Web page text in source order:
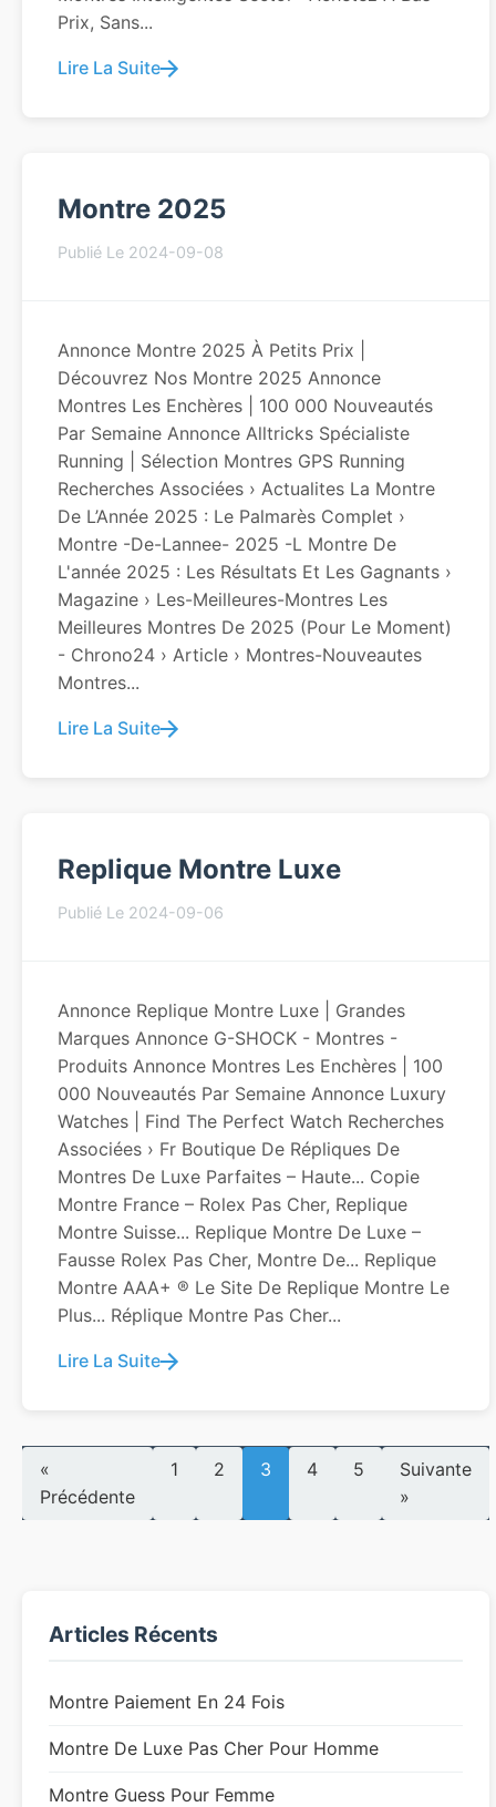
Prix, Sans...
Lire La Suite
Montre 2025
Publié Le 2024-09-08
Annonce Montre 2025 À Petits Prix |
Découvrez Nos Montre 2025 Annonce
Montres Les Enchères | 100 000 Nouveautés
Par Semaine Annonce Alltricks Spécialiste
Running | Sélection Montres GPS Running
Recherches Associées › Actualites La Montre
De L’Année 2025 : Le Palmarès Complet ›
Montre -de-Lannee- 2025 -l Montre De
L'année 2025 : Les Résultats Et Les Gagnants ›
Magazine › Les-Meilleures-Montres Les
Meilleures Montres De 2025 (pour Le Moment)
- Chrono24 › Article › Montres-Nouveautes
Montres...
Lire La Suite
Replique Montre Luxe
Publié Le 2024-09-06
Annonce Replique Montre Luxe | Grandes
Marques Annonce G-SHOCK - Montres -
Produits Annonce Montres Les Enchères | 100
000 Nouveautés Par Semaine Annonce Luxury
Watches | Find The Perfect Watch Recherches
Associées › Fr Boutique De Répliques De
Montres De Luxe Parfaites – Haute... Copie
Montre France – Rolex Pas Cher, Replique
Montre Suisse... Replique Montre De Luxe –
Fausse Rolex Pas Cher, Montre De... Replique
Montre AAA+ ® Le Site De Replique Montre Le
Plus... Réplique Montre Pas Cher...
Lire La Suite
«
Précédente
1 2 3 4 5
Suivante
»
Articles Récents
Montre Paiement En 24 Fois
Montre De Luxe Pas Cher Pour Homme
Montre Guess Pour Femme